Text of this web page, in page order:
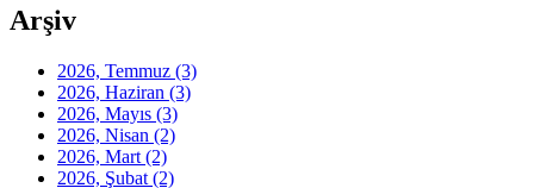
Arşiv
2026, Temmuz (3)
2026, Haziran (3)
2026, Mayıs (3)
2026, Nisan (2)
2026, Mart (2)
2026, Şubat (2)